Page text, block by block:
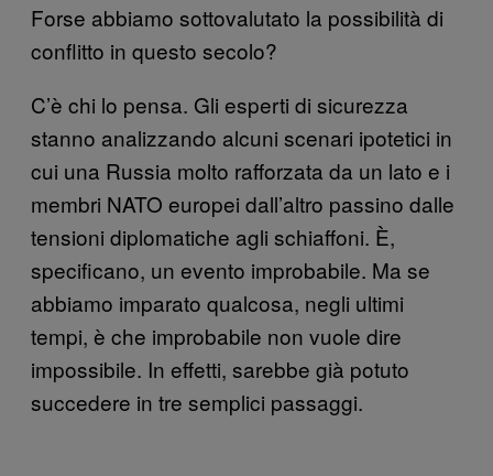
Forse abbiamo sottovalutato la possibilità di
conflitto in questo secolo?
C’è chi lo pensa. Gli esperti di sicurezza
stanno analizzando alcuni scenari ipotetici in
cui una Russia molto rafforzata da un lato e i
membri NATO europei dall’altro passino dalle
tensioni diplomatiche agli schiaffoni. È,
specificano, un evento improbabile. Ma se
abbiamo imparato qualcosa, negli ultimi
tempi, è che improbabile non vuole dire
impossibile. In effetti, sarebbe già potuto
succedere in tre semplici passaggi.